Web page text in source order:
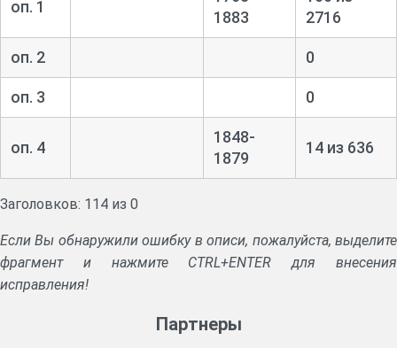
оп. 1
1883
2716
оп. 2 0
оп. 3 0
оп. 4
1848-
1879
14 из 636
Заголовков: 114 из 0
Если Вы обнаружили ошибку в описи, пожалуйста, выделите
фрагмент и нажмите CTRL+ENTER для внесения
исправления!
Партнеры